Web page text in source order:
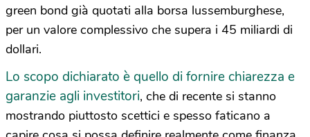
green bond già quotati alla borsa lussemburghese,
per un valore complessivo che supera i 45 miliardi di
dollari.
Lo scopo dichiarato è quello di fornire chiarezza e
garanzie agli investitori, che di recente si stanno
mostrando piuttosto scettici e spesso faticano a